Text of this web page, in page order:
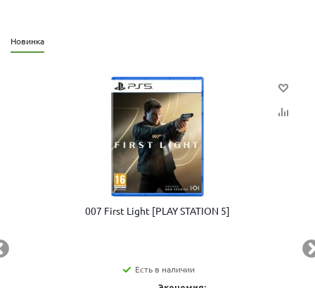
Новинка
007 First Light [PLAY STATION 5]
Есть в наличии